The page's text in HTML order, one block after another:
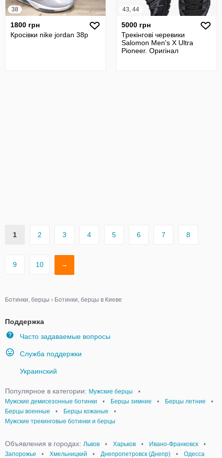
38
1800 грн
Кросівки nike jordan 38р
43, 44
5000 грн
Трекінгові черевики
Salomon Men's X Ultra
Pioneer. Оригінал
1 2 3 4 5 6 7 8
9 10 →
Ботинки, берцы › Ботинки, берцы в Киеве
Поддержка
Часто задаваемые вопросы
Служба поддержки
Украинский
Популярное в категории: Мужские берцы
•
Мужские демисезонные ботинки
• Берцы зимние • Берцы летние
•
Берцы военные
• Берцы кожаные
•
Мужские трекинговые ботинки и берцы
Объявления в городах: Львов • Харьков • Ивано-Франковск
•
Запорожье
• Хмельницкий • Днепропетровск (Днепр) • Одесса